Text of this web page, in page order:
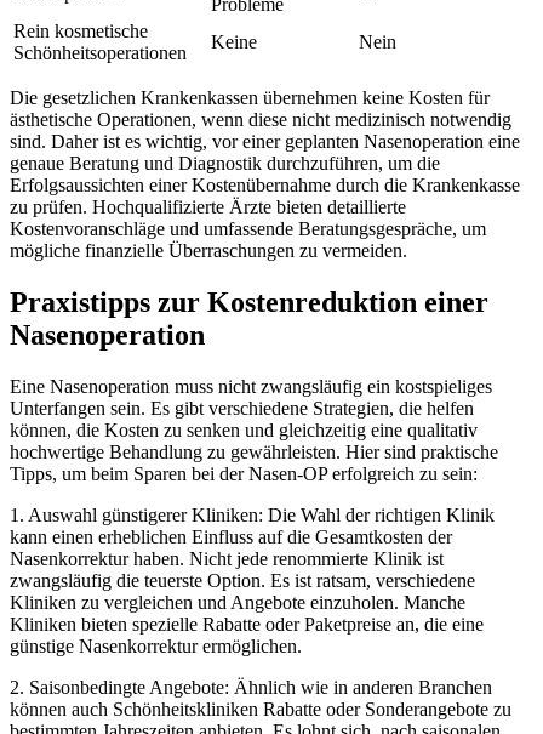
Probleme
Rein kosmetische
Schönheitsoperationen
Keine Nein
Die gesetzlichen Krankenkassen übernehmen keine Kosten für
ästhetische Operationen, wenn diese nicht medizinisch notwendig
sind. Daher ist es wichtig, vor einer geplanten Nasenoperation eine
genaue Beratung und Diagnostik durchzuführen, um die
Erfolgsaussichten einer Kostenübernahme durch die Krankenkasse
zu prüfen. Hochqualifizierte Ärzte bieten detaillierte
Kostenvoranschläge und umfassende Beratungsgespräche, um
mögliche finanzielle Überraschungen zu vermeiden.
Praxistipps zur Kostenreduktion einer
Nasenoperation
Eine Nasenoperation muss nicht zwangsläufig ein kostspieliges
Unterfangen sein. Es gibt verschiedene Strategien, die helfen
können, die Kosten zu senken und gleichzeitig eine qualitativ
hochwertige Behandlung zu gewährleisten. Hier sind praktische
Tipps, um beim Sparen bei der Nasen-OP erfolgreich zu sein:
1. Auswahl günstigerer Kliniken: Die Wahl der richtigen Klinik
kann einen erheblichen Einfluss auf die Gesamtkosten der
Nasenkorrektur haben. Nicht jede renommierte Klinik ist
zwangsläufig die teuerste Option. Es ist ratsam, verschiedene
Kliniken zu vergleichen und Angebote einzuholen. Manche
Kliniken bieten spezielle Rabatte oder Paketpreise an, die eine
günstige Nasenkorrektur ermöglichen.
2. Saisonbedingte Angebote: Ähnlich wie in anderen Branchen
können auch Schönheitskliniken Rabatte oder Sonderangebote zu